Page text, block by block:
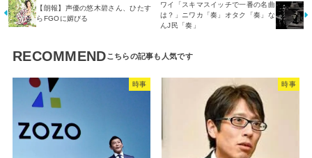
【朗報】声優の悠木碧さん、ひたす
らFGOに媚びる
ワイ「スキマスイッチで一番の名曲
は？」ニワカ「奏」オタク「奏」な
んJ民「奏」
RECOMMEND
時事 時事